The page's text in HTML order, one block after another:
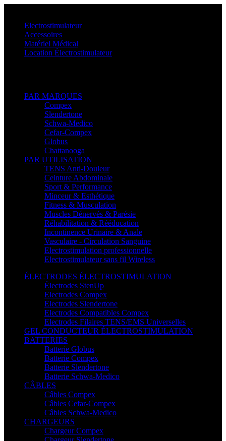
Electrostimulateur
Accessoires
Matériel Médical
Location Électrostimulateur
PAR MARQUES
Compex
Slendertone
Schwa-Medico
Cefar-Compex
Globus
Chattanooga
PAR UTILISATION
TENS Anti-Douleur
Ceinture Abdominale
Sport & Performance
Minceur & Esthétique
Fitness & Musculation
Muscles Dénervés & Parésie
Réhabilitation & Rééducation
Incontinence Urinaire & Anale
Vasculaire - Circulation Sanguine
Electrostimulation professionnelle
Electrostimulateur sans fil Wireless
ÉLECTRODES ÉLECTROSTIMULATION
Électrodes StenUp
Electrodes Compex
Electrodes Slendertone
Electrodes Compatibles Compex
Electrodes Filaires TENS/EMS Universelles
GEL CONDUCTEUR ÉLECTROSTIMULATION
BATTERIES
Batterie Globus
Batterie Compex
Batterie Slendertone
Batterie Schwa-Medico
CÂBLES
Câbles Compex
Câbles Cefar-Compex
Câbles Schwa-Medico
CHARGEURS
Chargeur Compex